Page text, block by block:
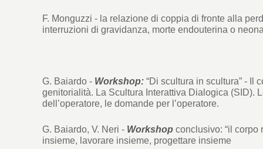
F. Monguzzi - la relazione di coppia di fronte alla
interruzioni di gravidanza, morte endouterina o
G. Baiardo - Workshop:“Di scultura in scultura” - Il
genitorialità. La Scultura Interattiva Dialogica (SID).
dell’operatore, le domande per l’operatore.
G. Baiardo, V. Neri - Workshopconclusivo: “il corpo
insieme, lavorare insieme, progettare insieme